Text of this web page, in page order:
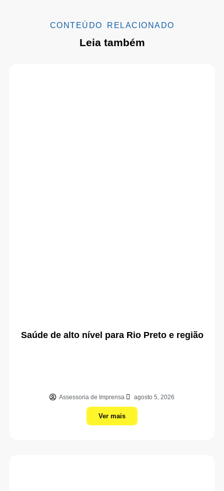
CONTEÚDO RELACIONADO
Leia também
Saúde de alto nível para Rio Preto e região
Assessoria de Imprensa agosto 5, 2026
Ver mais